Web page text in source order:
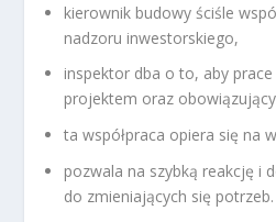
kierownik budowy ściśle
nadzoru inwestorskiego,
inspektor dba o to, aby prace
projektem oraz
ta współpraca opiera się na
pozwala na szybką reakcję i
do zmieniających się potrzeb.